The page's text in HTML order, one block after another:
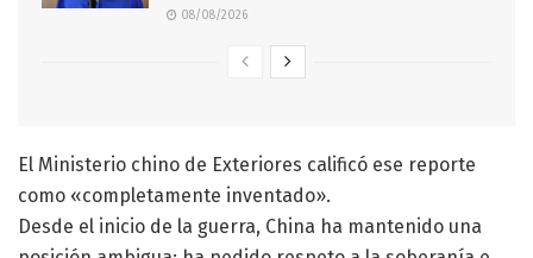
08/08/2026
El Ministerio chino de Exteriores calificó ese reporte
como «completamente inventado».
Desde el inicio de la guerra, China ha mantenido una